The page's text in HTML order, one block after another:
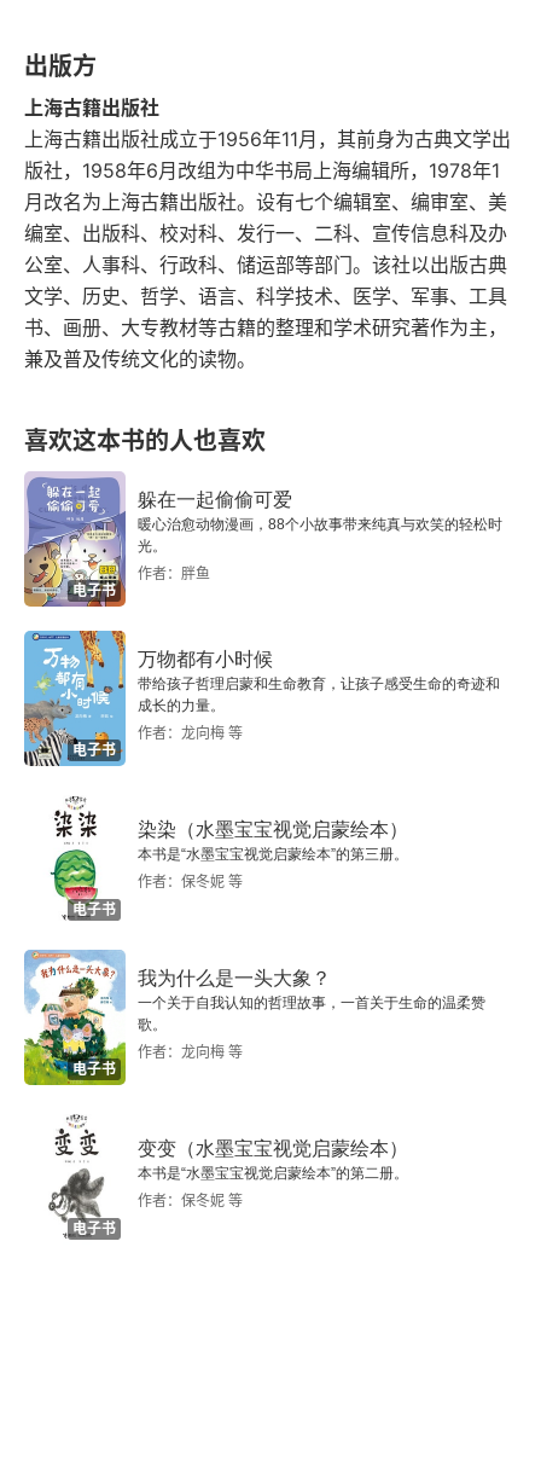
中国韵文概论
序
总论
骚
赋
七
骈文
律赋
诗
乐府
词
曲
附录 林宰平先生评
出版方
上海古籍出版社
上海古籍出版社成立于1956年11月，其前身为古典文学出
版社，1958年6月改组为中华书局上海编辑所，1978年1
月改名为上海古籍出版社。设有七个编辑室、编审室、美
编室、出版科、校对科、发行一、二科、宣传信息科及办
公室、人事科、行政科、储运部等部门。该社以出版古典
文学、历史、哲学、语言、科学技术、医学、军事、工具
书、画册、大专教材等古籍的整理和学术研究著作为主，
兼及普及传统文化的读物。
喜欢这本书的人也喜欢
电子书
躲在一起偷偷可爱
暖心治愈动物漫画，88个小故事带来纯真与欢笑的轻松时
光。
作者：胖鱼
电子书
万物都有小时候
带给孩子哲理启蒙和生命教育，让孩子感受生命的奇迹和
成长的力量。
作者：龙向梅 等
电子书
染染（水墨宝宝视觉启蒙绘本）
本书是“水墨宝宝视觉启蒙绘本”的第三册。
作者：保冬妮 等
电子书
我为什么是一头大象？
一个关于自我认知的哲理故事，一首关于生命的温柔赞
歌。
作者：龙向梅 等
电子书
变变（水墨宝宝视觉启蒙绘本）
本书是“水墨宝宝视觉启蒙绘本”的第二册。
作者：保冬妮 等